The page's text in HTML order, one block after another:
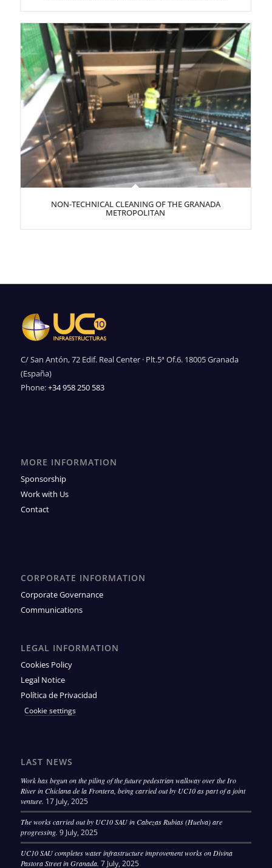
NON-TECHNICAL CLEANING OF THE GRANADA
METROPOLITAN
C/ San Antón, 72 Edif. Real Center · Plt.5ª Of.6. 18005 Granada
(España)
Phone:+34 958 250 583
MORE INFORMATION
Sponsorship
Work with Us
Contact
CORPORATE INFORMATION
Corporate Governance
Communications
LEGAL INFORMATION
Cookies Policy
Legal Notice
Política de Privacidad
Cookie settings
LAST NEWS
Work has begun on the piling of the future pedestrian walkway over the Iro
River in Chiclana de la Frontera, being carried out by UC10 as part of a joint
venture. 17 July, 2025
The works carried out by UC10 SAU in Cabezas Rubias (Huelva) are
progressing. 9 July, 2025
UC10 SAU completes water infrastructure improvement works on Divina
Pastora Street in Granada. 7 July, 2025